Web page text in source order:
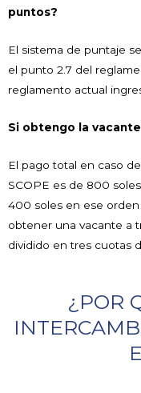
puntos?
El sistema de puntaje
el punto 2.7 del
reglamento actual
Si obtengo la
El pago total en caso
SCOPE es de 800
400 soles en ese
obtener una vacante a
dividido en tres cuotas
¿POR